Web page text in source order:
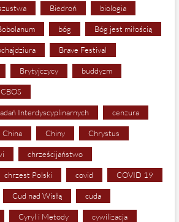
Biedroń biologia
bóg Bóg jest miłością
Brave Festival
Brytyjczycy buddyzm
CBOS
Interdyscyplinarnych cenzura
China Chiny Chrystus
chrześcijaństwo
chrzest Polski covid COVID 19
Cud nad Wisłą cuda
Cyryl i Metody cywilizacja